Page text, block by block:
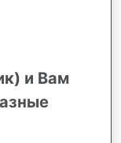
и Вам